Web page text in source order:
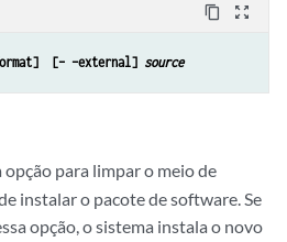
content_copy zoom_out_map
[– –external] source
opção para limpar o meio de
instalar o pacote de software. Se
opção, o sistema instala o novo